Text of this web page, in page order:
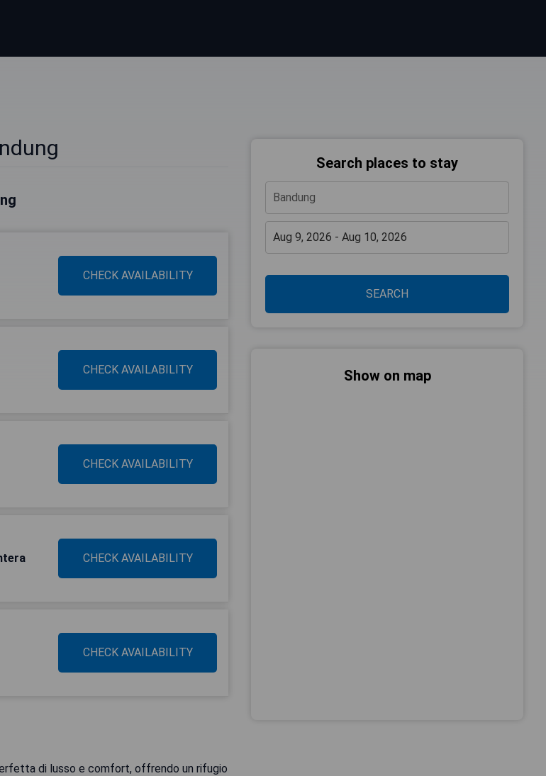
CHECK AVAILABILITY
CHECK AVAILABILITY
CHECK AVAILABILITY
CHECK AVAILABILITY
CHECK AVAILABILITY
di lusso e comfort, offrendo un rifugio
Search places to stay
SEARCH
Show on map